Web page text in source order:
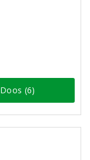
Doos (6)